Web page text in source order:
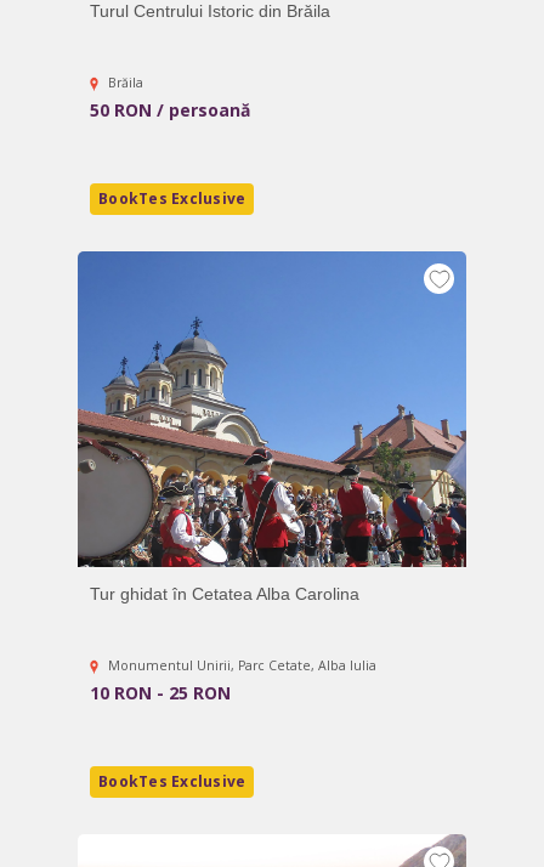
Turul Centrului Istoric din Brăila
Brăila
50 RON / persoană
BookTes Exclusive
Tur ghidat în Cetatea Alba Carolina
Monumentul Unirii, Parc Cetate, Alba Iulia
10 RON - 25 RON
BookTes Exclusive